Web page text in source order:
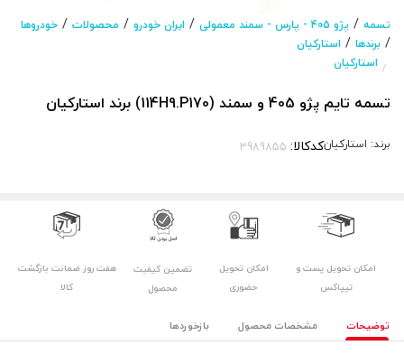
تسمه / پژو 405 - پارس - سمند معمولی / ایران خودرو / محصولات / خودروها
/ برندها / استارکیان
/ استارکیان
تسمه تایم پژو 405 و سمند (114H9.P170) برند استارکیان
برند: استارکیانکدکالا:
امکان تحویل پست و
تیپاکس
امکان تحویل
حضوری
تضمین کیفیت
محصول
هفت روز ضمانت بازگشت
کالا
توضیحات مشخصات محصول بازخوردها